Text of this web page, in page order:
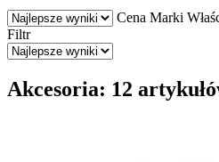
Cena Marki
Filtr
Akcesoria: 12